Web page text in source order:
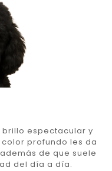
brillo espectacular y
profundo les da
de que suele
del día a día.